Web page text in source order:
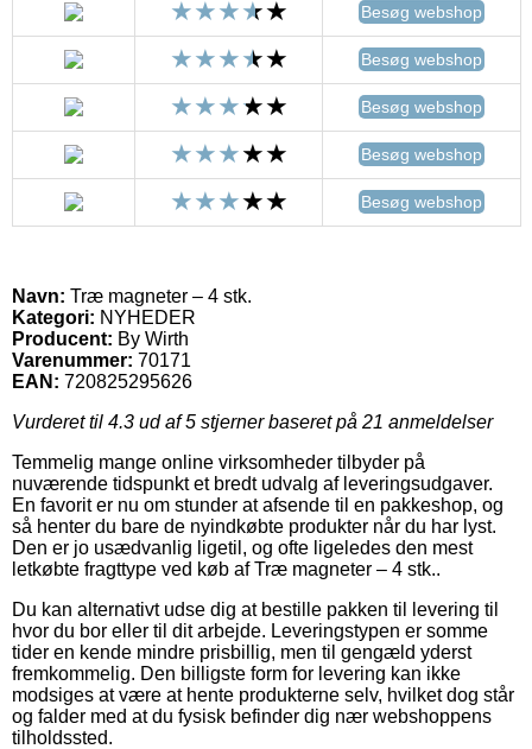
Besøg webshop
Besøg webshop
Besøg webshop
Besøg webshop
Besøg webshop
Navn: Træ magneter – 4 stk.
Kategori: NYHEDER
Producent: By Wirth
Varenummer: 70171
EAN: 720825295626
Vurderet til 4.3 ud af 5 stjerner baseret på 21 anmeldelser
Temmelig mange online virksomheder tilbyder på
nuværende tidspunkt et bredt udvalg af leveringsudgaver.
En favorit er nu om stunder at afsende til en pakkeshop, og
så henter du bare de nyindkøbte produkter når du har lyst.
Den er jo usædvanlig ligetil, og ofte ligeledes den mest
letkøbte fragttype ved køb af Træ magneter – 4 stk..
Du kan alternativt udse dig at bestille pakken til levering til
hvor du bor eller til dit arbejde. Leveringstypen er somme
tider en kende mindre prisbillig, men til gengæld yderst
fremkommelig. Den billigste form for levering kan ikke
modsiges at være at hente produkterne selv, hvilket dog står
og falder med at du fysisk befinder dig nær webshoppens
tilholdssted.